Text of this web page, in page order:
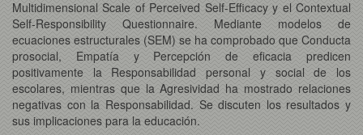
Multidimensional Scale of Perceived Self-Efficacy y el Contextual
Self-Responsibility Questionnaire. Mediante modelos de
ecuaciones estructurales (SEM) se ha comprobado que Conducta
prosocial, Empatía y Percepción de eficacia predicen
positivamente la Responsabilidad personal y social de los
escolares, mientras que la Agresividad ha mostrado relaciones
negativas con la Responsabilidad. Se discuten los resultados y
sus implicaciones para la educación.